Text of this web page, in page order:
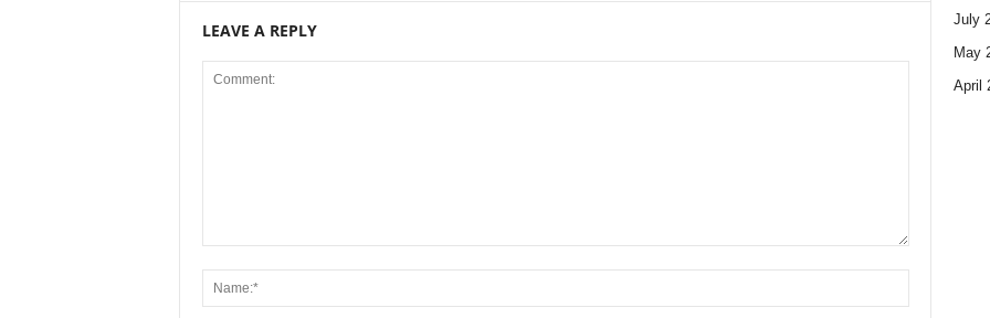
LEAVE A REPLY
July
May
April